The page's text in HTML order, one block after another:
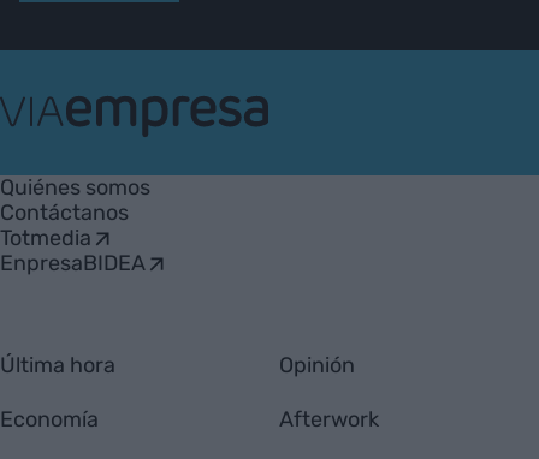
Empresa
Quiénes somos
Contáctanos
Totmedia
EnpresaBIDEA
Última hora
Economía
Opinión
Afterwork